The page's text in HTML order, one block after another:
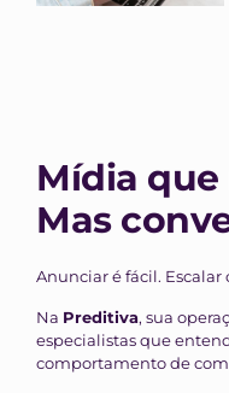
Mídia que
Mas
Anunciar é fácil.
Na Preditiva, sua
especialistas que
comportamento de